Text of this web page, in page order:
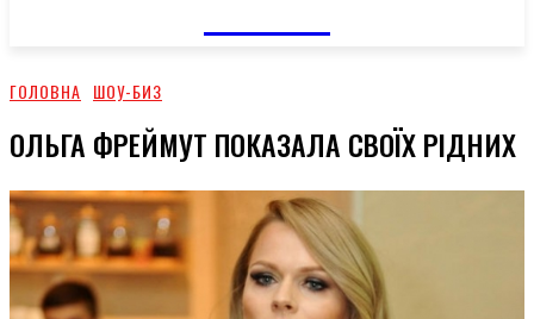
ГОЛОВНА ШОУ-БИЗ
ОЛЬГА ФРЕЙМУТ ПОКАЗАЛА СВОЇХ РІДНИХ